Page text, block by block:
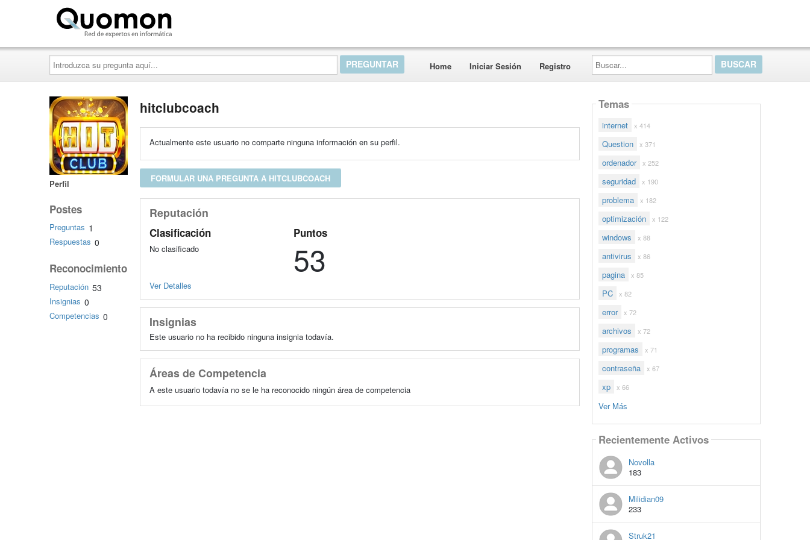
Introduzca
su
pregunta
aquí...
Home Iniciar Sesión Registro
Buscar...
Perfil
Postes
Preguntas 1
Respuestas 0
Reconocimiento
Reputación 53
Insignias 0
Competencias 0
hitclubcoach
Actualmente este usuario no comparte ninguna información en su perfil.
FORMULAR UNA PREGUNTA A HITCLUBCOACH
Reputación
Clasificación
No clasificado
Puntos
53
Ver Detalles
Insignias
Este usuario no ha recibido ninguna insignia todavía.
Áreas de Competencia
A este usuario todavía no se le ha reconocido ningún área de competencia
Temas
internet x 414
Question x 371
ordenador x 252
seguridad x 190
problema x 182
optimización x 122
windows x 88
antivirus x 86
pagina x 85
PC x 82
error x 72
archivos x 72
programas x 71
contraseña x 67
xp x 66
Ver Más
Recientemente Activos
Novolla
183
Milidian09
233
Struk21